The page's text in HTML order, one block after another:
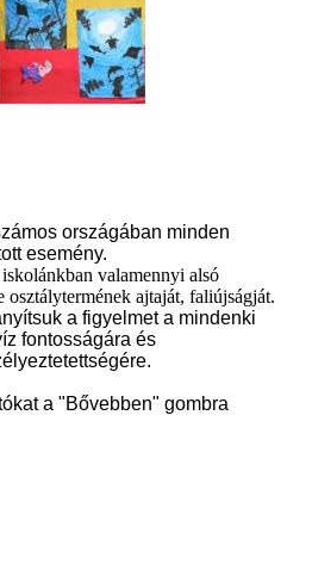
országában minden
esemény.
valamennyi alsó
osztálytermének ajtaját, faliújságját.
a figyelmet a mindenki
fontosságára és
a "Bővebben" gombra